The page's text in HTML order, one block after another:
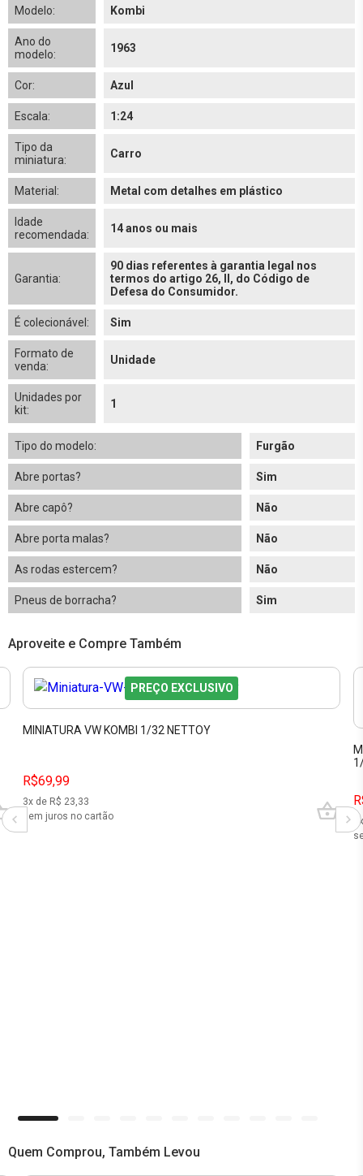
Modelo: Kombi
Ano do
modelo:
1963
Cor: Azul
Escala: 1:24
Tipo da
miniatura:
Carro
Material: Metal com detalhes em plástico
Idade
recomendada:
14 anos ou mais
Garantia:
90 dias referentes à garantia legal nos
termos do artigo 26, II, do Código de
Defesa do Consumidor.
É colecionável: Sim
Formato de
venda:
Unidade
Unidades por
kit:
1
Tipo do modelo: Furgão
Abre portas? Sim
Abre capô? Não
Abre porta malas? Não
As rodas estercem? Não
Pneus de borracha? Sim
Aproveite e Compre Também
PREÇO EXCLUSIVO
MINIATURA VW KOMBI 1/32 NETTOY
R$69,99
3x de R$ 23,33
sem juros no cartão
Quem Comprou, Também Levou